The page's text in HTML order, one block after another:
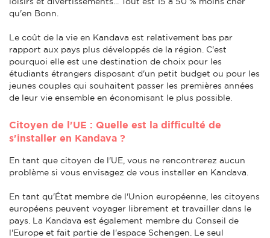
qu'en Bonn.
Le coût de la vie en Kandava est relativement bas par
rapport aux pays plus développés de la région. C'est
pourquoi elle est une destination de choix pour les
étudiants étrangers disposant d'un petit budget ou pour les
jeunes couples qui souhaitent passer les premières années
de leur vie ensemble en économisant le plus possible.
Citoyen de l'UE : Quelle est la difficulté de
s'installer en Kandava ?
En tant que citoyen de l'UE, vous ne rencontrerez aucun
problème si vous envisagez de vous installer en Kandava.
En tant qu'État membre de l'Union européenne, les citoyens
européens peuvent voyager librement et travailler dans le
pays. La Kandava est également membre du Conseil de
l'Europe et fait partie de l'espace Schengen. Le seul